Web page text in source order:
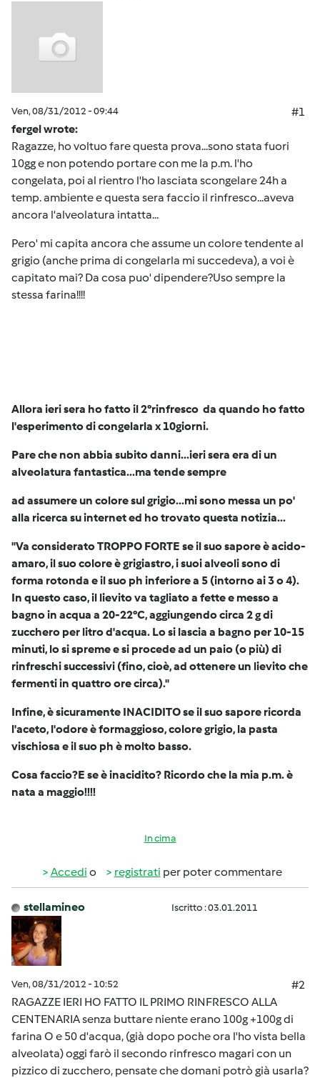
Ven, 08/31/2012 - 09:44
#1
fergel wrote:
Ragazze, ho voltuo fare questa prova...sono stata fuori
10gg e non potendo portare con me la p.m. l'ho
congelata, poi al rientro l'ho lasciata scongelare 24h a
temp. ambiente e questa sera faccio il rinfresco...aveva
ancora l'alveolatura intatta...
Pero' mi capita ancora che assume un colore tendente al
grigio (anche prima di congelarla mi succedeva), a voi è
capitato mai? Da cosa puo' dipendere?Uso sempre la
stessa farina!!!!
Allora ieri sera ho fatto il 2°rinfresco da quando ho fatto
l'esperimento di congelarla x 10giorni.
Pare che non abbia subito danni...ieri sera era di un
alveolatura fantastica...ma tende sempre
ad assumere un colore sul grigio...mi sono messa un po'
alla ricerca su internet ed ho trovato questa notizia...
"Va consideratoTROPPO FORTE se il suo sapore è acido-
amaro, il suo colore è grigiastro, i suoi alveoli sono di
forma rotonda e il suo ph inferiore a 5 (intorno ai 3 o 4).
In questo caso, il lievito va tagliato a fette e messo a
bagno in acqua a 20-22°C, aggiungendo circa 2 g di
zucchero per litro d'acqua. Lo si lascia a bagno per 10-15
minuti, lo si spreme e si procede ad un paio (o più) di
rinfreschi successivi (fino, cioè, ad ottenere un lievito che
fermenti in quattro ore circa)."
Infine, è sicuramente INACIDITOse il suo sapore ricorda
l'aceto, l'odore è formaggioso, colore grigio, la pasta
vischiosa e il suo ph è molto basso.
Cosa faccio?E se è inacidito? Ricordo che la mia p.m. è
nata a maggio!!!!
In cima
Accedi o registrati per poter commentare
stellamineo Iscritto : 03.01.2011
Ven, 08/31/2012 - 10:52
#2
RAGAZZE IERI HO FATTO IL PRIMO RINFRESCO ALLA
CENTENARIA senza buttare niente erano 100g +100g di
farina O e 50 d'acqua, (già dopo poche ora l'ho vista bella
alveolata) oggi farò il secondo rinfresco magari con un
pizzico di zucchero, pensate che domani potrò già usarla?